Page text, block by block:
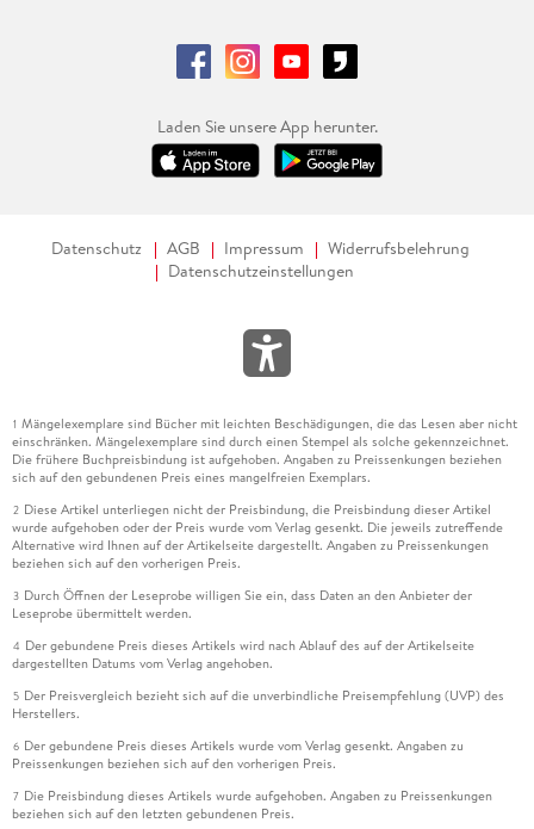
Laden Sie unsere App herunter.
Datenschutz AGB Impressum
Widerrufsbelehrung
Datenschutzeinstellungen
1 Mängelexemplare sind Bücher mit leichten Beschädigungen, die das Lesen aber nicht
einschränken. Mängelexemplare sind durch einen Stempel als solche gekennzeichnet.
Die frühere Buchpreisbindung ist aufgehoben. Angaben zu Preissenkungen beziehen
sich auf den gebundenen Preis eines mangelfreien Exemplars.
2 Diese Artikel unterliegen nicht der Preisbindung, die Preisbindung dieser Artikel
wurde aufgehoben oder der Preis wurde vom Verlag gesenkt. Die jeweils zutreffende
Alternative wird Ihnen auf der Artikelseite dargestellt. Angaben zu Preissenkungen
beziehen sich auf den vorherigen Preis.
3 Durch Öffnen der Leseprobe willigen Sie ein, dass Daten an den Anbieter der
Leseprobe übermittelt werden.
4 Der gebundene Preis dieses Artikels wird nach Ablauf des auf der Artikelseite
dargestellten Datums vom Verlag angehoben.
5 Der Preisvergleich bezieht sich auf die unverbindliche Preisempfehlung (UVP) des
Herstellers.
6 Der gebundene Preis dieses Artikels wurde vom Verlag gesenkt. Angaben zu
Preissenkungen beziehen sich auf den vorherigen Preis.
7 Die Preisbindung dieses Artikels wurde aufgehoben. Angaben zu Preissenkungen
beziehen sich auf den letzten gebundenen Preis.